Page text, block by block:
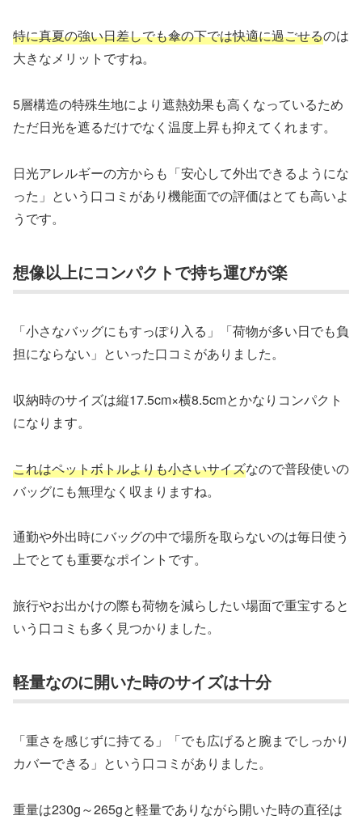
特に真夏の強い日差しでも傘の下では快適に過ごせるのは
大きなメリットですね。
5層構造の特殊生地により遮熱効果も高くなっているため
ただ日光を遮るだけでなく温度上昇も抑えてくれます。
日光アレルギーの方からも「安心して外出できるようにな
った」という口コミがあり機能面での評価はとても高いよ
うです。
想像以上にコンパクトで持ち運びが楽
「小さなバッグにもすっぽり入る」「荷物が多い日でも負
担にならない」といった口コミがありました。
収納時のサイズは縦17.5cm×横8.5cmとかなりコンパクト
になります。
これはペットボトルよりも小さいサイズなので普段使いの
バッグにも無理なく収まりますね。
通勤や外出時にバッグの中で場所を取らないのは毎日使う
上でとても重要なポイントです。
旅行やお出かけの際も荷物を減らしたい場面で重宝すると
いう口コミも多く見つかりました。
軽量なのに開いた時のサイズは十分
「重さを感じずに持てる」「でも広げると腕までしっかり
カバーできる」という口コミがありました。
重量は230g～265gと軽量でありながら開いた時の直径は